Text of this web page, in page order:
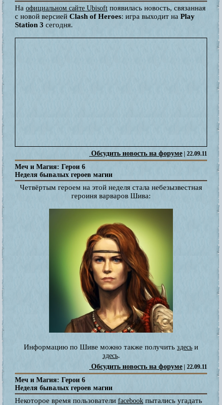
На официальном сайте Ubisoft появилась новость, связанная
с новой версией Clash of Heroes: игра выходит на Play
Station 3 сегодня.
Обсудить новость на форуме | 22.09.11
Меч и Магия: Герои 6
Неделя бывалых героев магии
Четвёртым героем на этой неделя стала небезызвестная
героиня варваров Шива:
Информацию по Шиве можно также получить здесь и
здесь.
Обсудить новость на форуме | 22.09.11
Меч и Магия: Герои 6
Неделя бывалых героев магии
Некоторое время пользователи facebook пытались угадать